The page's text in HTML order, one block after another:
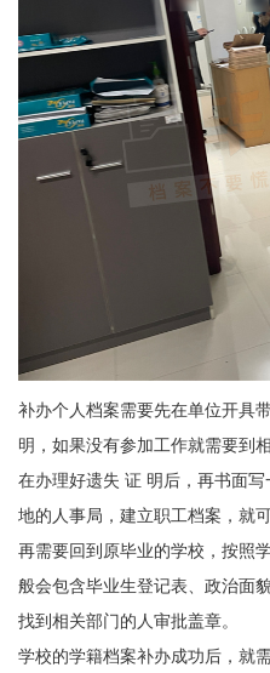
补办个人档案需要先在单位开具
明，如果没有参加工作就需要到
在办理好遗失 证 明后，再书面
地的人事局，建立职工档案，就
再需要回到原毕业的学校，按照
般会包含毕业生登记表、政治面
找到相关部门的人审批盖章。
学校的学籍档案补办成功后，就